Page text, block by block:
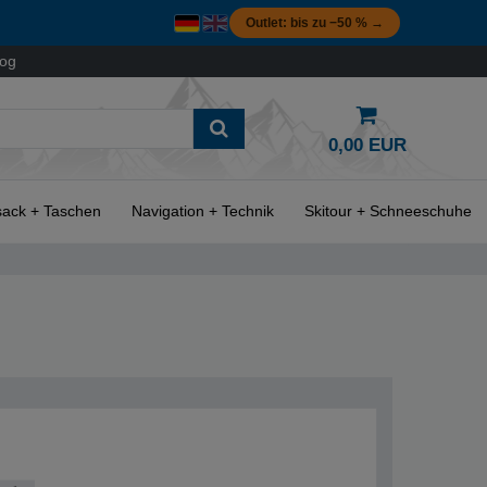
Outlet: bis zu −50 % →
0,00 EUR
+ Taschen Navigation + Technik Skitour + Schneeschuhe